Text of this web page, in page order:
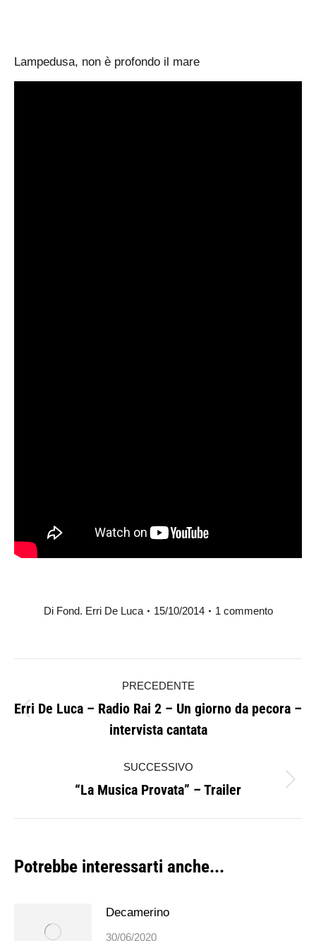
Lampedusa, non è profondo il mare
Di Fond. Erri De Luca 15/10/2014 1 commento
tra
PRECEDENTE
Erri De Luca – Radio Rai 2 – Un giorno da pecora –
intervista cantata
SUCCESSIVO
Prossimo
post:
“La Musica Provata” – Trailer
Potrebbe interessarti anche...
Decamerino
30/06/2020